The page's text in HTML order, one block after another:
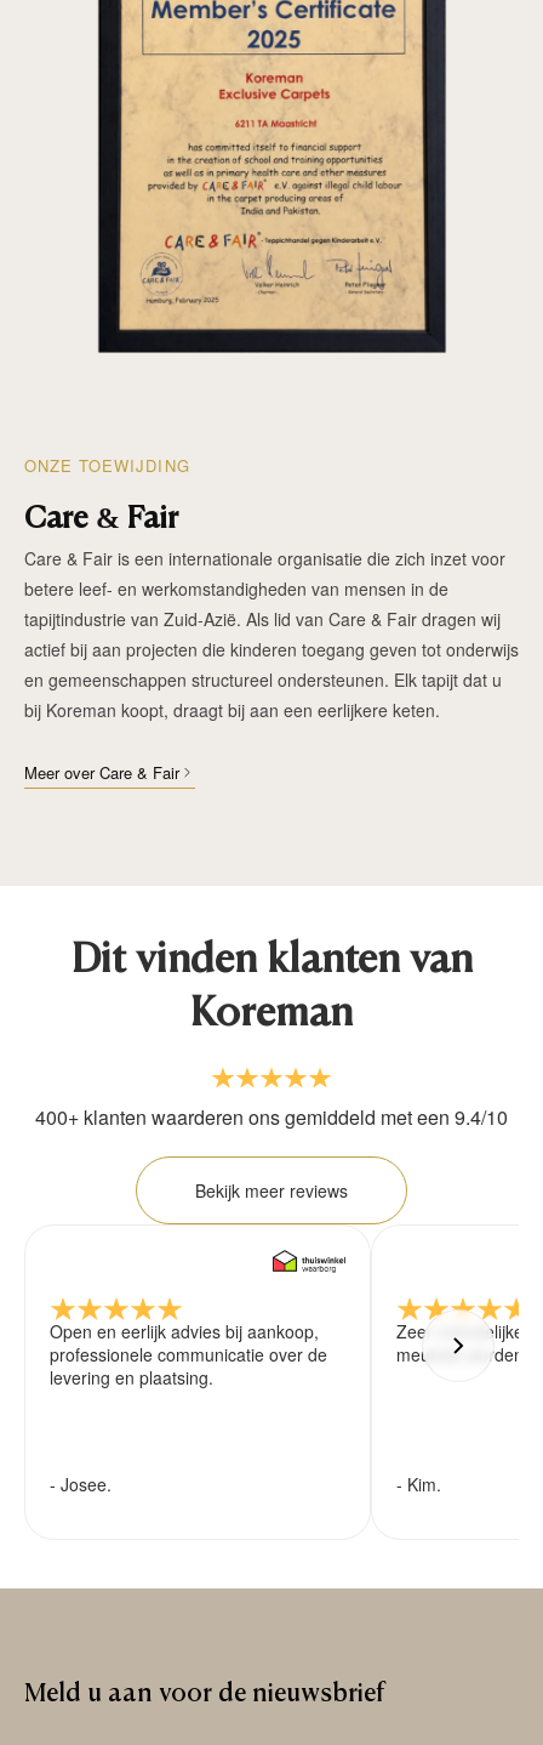
ONZE TOEWIJDING
Care & Fair
Care & Fair is een internationale organisatie die zich inzet voor
betere leef- en werkomstandigheden van mensen in de
tapijtindustrie van Zuid-Azië. Als lid van Care & Fair dragen wij
actief bij aan projecten die kinderen toegang geven tot onderwijs
en gemeenschappen structureel ondersteunen. Elk tapijt dat u
bij Koreman koopt, draagt bij aan een eerlijkere keten.
Meer over Care & Fair
Dit vinden klanten van
Koreman
400+ klanten waarderen ons gemiddeld met een 9.4/10
Bekijk meer reviews
Open en eerlijk advies bij aankoop,
professionele communicatie over de
levering en plaatsing.
- Josee.
Zeer vriendelijke
meubels worden
- Kim.
Meld u aan voor de nieuwsbrief